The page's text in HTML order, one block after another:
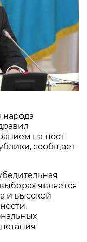
на пост
сообщает
является
и высокой